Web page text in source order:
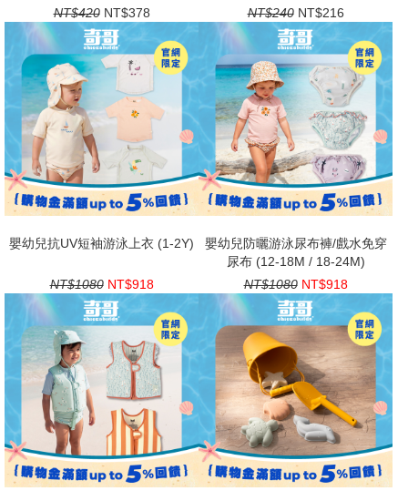
NT$420 NT$378 NT$240 NT$216
嬰幼兒抗UV短袖游泳上衣 (1-2Y)
NT$1080 NT$918
嬰幼兒防曬游泳尿布褲/戲水免穿
尿布 (12-18M / 18-24M)
NT$1080 NT$918